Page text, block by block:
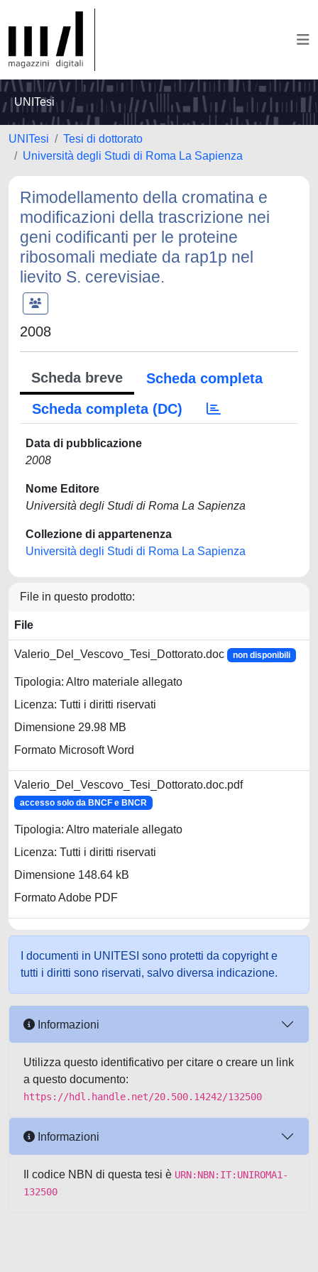
UNITesi
UNITesi
Tesi di dottorato
Università degli Studi di Roma La Sapienza
Rimodellamento della cromatina e
modificazioni della trascrizione nei
geni codificanti per le proteine
ribosomali mediate da rap1p nel
lievito S. cerevisiae.
2008
Scheda breve
Scheda completa
Scheda completa (DC)
Data di pubblicazione
2008
Nome Editore
Università degli Studi di Roma La Sapienza
Collezione di appartenenza
Università degli Studi di Roma La Sapienza
File in questo prodotto:
File
Valerio_Del_Vescovo_Tesi_Dottorato.doc non disponibili
Tipologia: Altro materiale allegato
Licenza: Tutti i diritti riservati
Dimensione 29.98 MB
Formato Microsoft Word
Valerio_Del_Vescovo_Tesi_Dottorato.doc.pdf
accesso solo da BNCF e BNCR
Tipologia: Altro materiale allegato
Licenza: Tutti i diritti riservati
Dimensione 148.64 kB
Formato Adobe PDF
I documenti in UNITESI sono protetti da copyright e
tutti i diritti sono riservati, salvo diversa indicazione.
Informazioni
Utilizza questo identificativo per citare o creare un link
a questo documento:
https://hdl.handle.net/20.500.14242/132500
Informazioni
Il codice NBN di questa tesi è URN:NBN:IT:UNIROMA1-
132500